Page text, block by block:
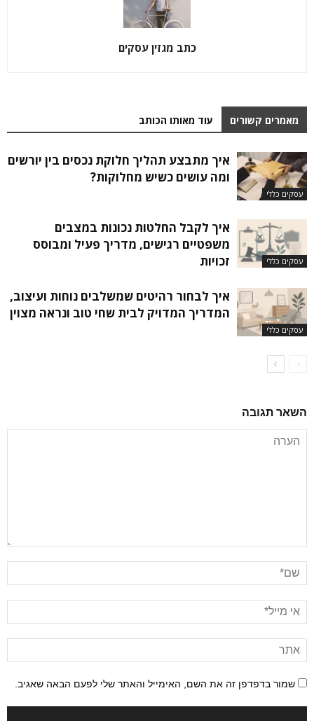
כתב מגזין עסקים
מאמרים קשורים עוד מאותו הכותב
עסקים כללי
איך מתבצע תהליך חלוקת נכסים בין יורשים
ומה עושים כשיש מחלוקות?
עסקים כללי
איך לקבל החלטות נכונות במצבים
משפטיים רגישים, מדריך פעיל ומבוסס
זכויות
עסקים כללי
איך לבחור רהיטים שמשלבים נוחות ועיצוב,
המדריך המדויק לבית שחי טוב ונראה מצוין
השאר תגובה
שמור בדפדפן זה את השם, האימייל והאתר שלי לפעם הבאה שאגיב.